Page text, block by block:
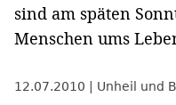
sind am späten
Menschen ums
12.07.2010 Unheil und